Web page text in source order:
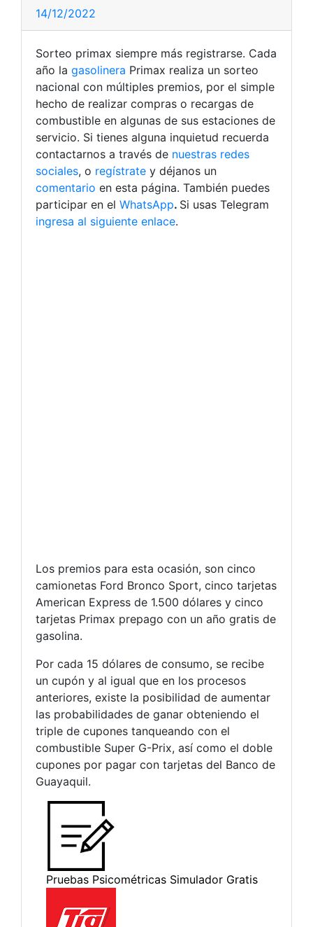
14/12/2022
Sorteo primax siempre más registrarse. Cada
año la gasolinera Primax realiza un sorteo
nacional con múltiples premios, por el simple
hecho de realizar compras o recargas de
combustible en algunas de sus estaciones de
servicio. Si tienes alguna inquietud recuerda
contactarnos a través de nuestras redes
sociales, o regístrate y déjanos un
comentario en esta página. También puedes
participar en el WhatsApp. Si usas Telegram
ingresa al siguiente enlace.
Los premios para esta ocasión, son cinco
camionetas Ford Bronco Sport, cinco tarjetas
American Express de 1.500 dólares y cinco
tarjetas Primax prepago con un año gratis de
gasolina.
Por cada 15 dólares de consumo, se recibe
un cupón y al igual que en los procesos
anteriores, existe la posibilidad de aumentar
las probabilidades de ganar obteniendo el
triple de cupones tanqueando con el
combustible Super G-Prix, así como el doble
cupones por pagar con tarjetas del Banco de
Guayaquil.